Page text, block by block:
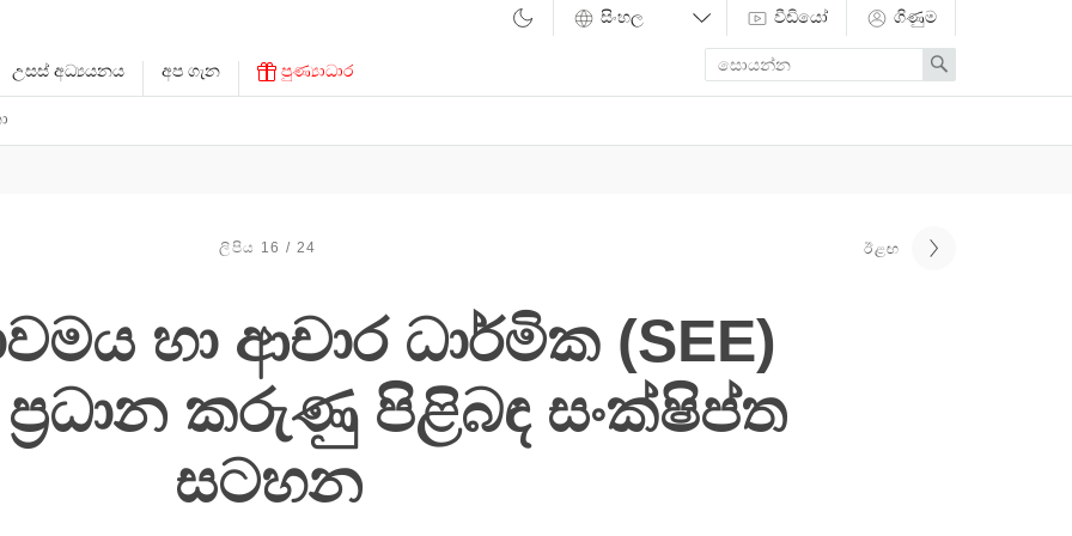
උසස් අධ්‍යයනය අප ගැන පුණ්‍යාධාර
වීඩියෝ ගිණුම
Enter
search
term
Search
ලිපිය 16 / 24 ඊළඟ
හා ආචාර ධාර්මික (SEE)
කරුණු පිළිබඳ සංක්ෂිප්ත
සටහන